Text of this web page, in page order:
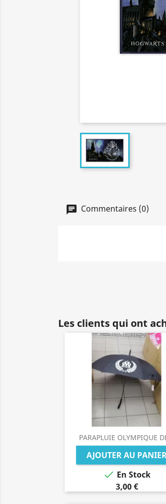
Commentaires (0)
Les clients qui ont
PARAPLUIE OLYMPIQUE
AJOUTER AU
 En Stock
3,00 €